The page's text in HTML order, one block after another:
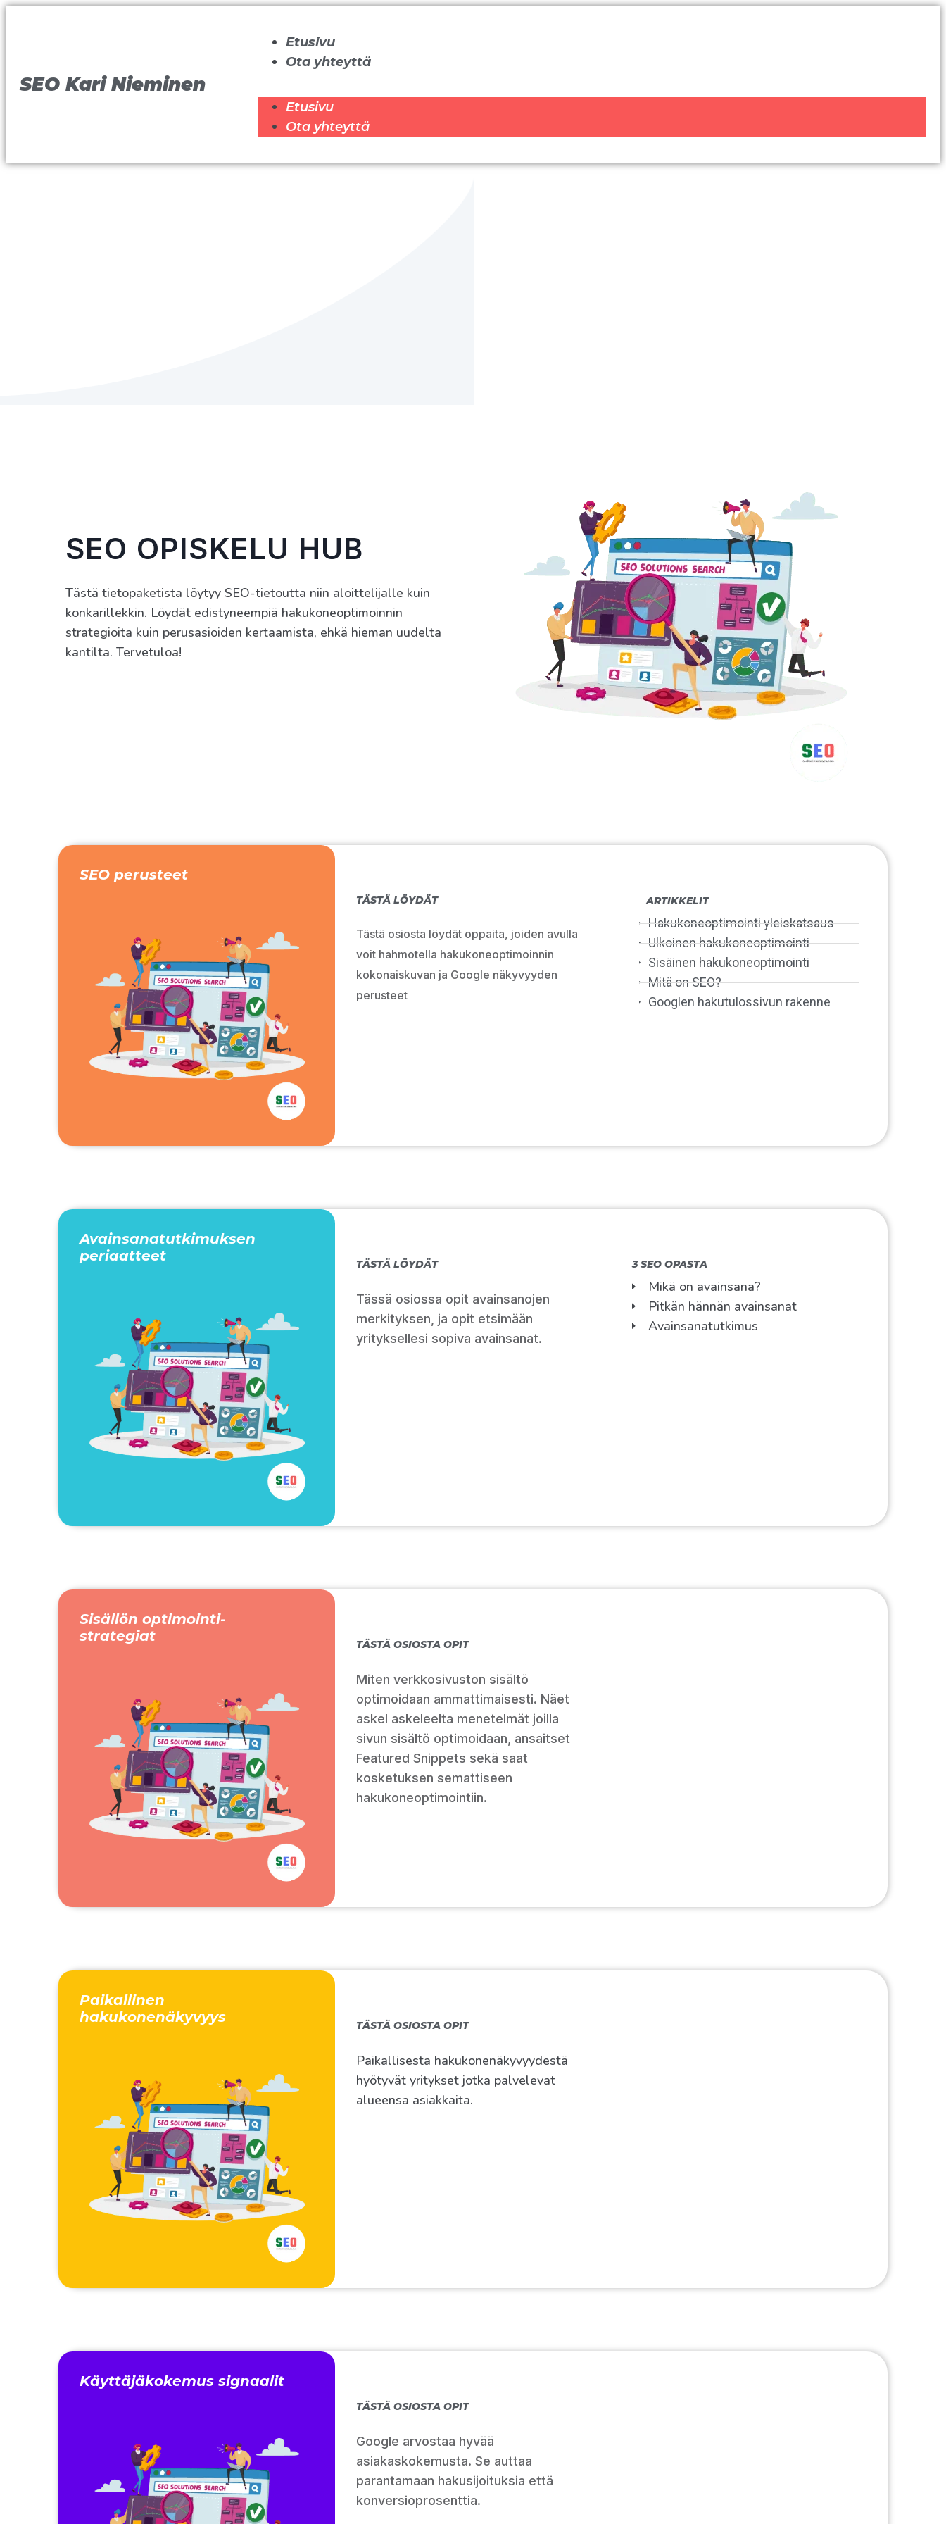
SEO Kari Nieminen
Etusivu
Ota yhteyttä
Etusivu
Ota yhteyttä
SEO OPISKELU HUB
Tästä tietopaketista löytyy SEO-tietoutta niin aloittelijalle kuin
konkarillekkin. Löydät edistyneempiä hakukoneoptimoinnin
strategioita kuin perusasioiden kertaamista, ehkä hieman uudelta
kantilta. Tervetuloa!
SEO perusteet
TÄSTÄ LÖYDÄT
Tästä osiosta löydät oppaita, joiden avulla
voit hahmotella hakukoneoptimoinnin
kokonaiskuvan ja Google näkyvyyden
perusteet
ARTIKKELIT
Hakukoneoptimointi yleiskatsaus
Ulkoinen hakukoneoptimointi
Sisäinen hakukoneoptimointi
Mitä on SEO?
Googlen hakutulossivun rakenne
Avainsanatutkimuksen
periaatteet
TÄSTÄ LÖYDÄT
Tässä osiossa opit avainsanojen
merkityksen, ja opit etsimään
yrityksellesi sopiva avainsanat.
3 SEO OPASTA
Mikä on avainsana?
Pitkän hännän avainsanat
Avainsanatutkimus
Sisällön optimointi-
strategiat
TÄSTÄ OSIOSTA OPIT
Miten verkkosivuston sisältö
optimoidaan ammattimaisesti. Näet
askel askeleelta menetelmät joilla
sivun sisältö optimoidaan, ansaitset
Featured Snippets sekä saat
kosketuksen semattiseen
hakukoneoptimointiin.
Paikallinen
hakukonenäkyvyys
TÄSTÄ OSIOSTA OPIT
Paikallisesta hakukonenäkyvyydestä
hyötyvät yritykset jotka palvelevat
alueensa asiakkaita.
Käyttäjäkokemus signaalit
TÄSTÄ OSIOSTA OPIT
Google arvostaa hyvää
asiakaskokemusta. Se auttaa
parantamaan hakusijoituksia että
konversioprosenttia.